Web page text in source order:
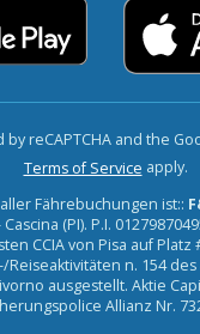
reCAPTCHA and the
Terms of Service apply.
Fährebuchungen ist::
(PI). P.I.
CCIA von Pisa auf Platz
Reiseaktivitäten n. 154
ausgestellt. Aktie
Allianz Nr.